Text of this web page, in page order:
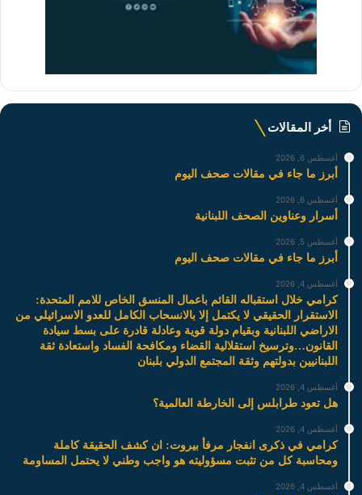
أخر المقالات
أغسطس 6, 2026
أبرز ما جاء في مقالات صحف اليوم
أغسطس 6, 2026
أسرار وعناوين الصحف اللبنانية
أغسطس 5, 2026
أبرز ما جاء في مقالات صحف اليوم
أغسطس 4, 2026
كرامي خلال استقباله القائم باعمال المنسق الخاص للامم المتحدة:
الاستقرار الحقيقي لا يكتمل إلا بالانسحاب الكامل للعدو الاسرائيلي من
الاراضي اللبنانية وبقيام دولة قوية وعادلة قادرة على بسط سيادة
القانون…وترسيخ استقلالية القضاء ومكافحة الفساد واستعادة ثقة
اللبنانيين بدولتهم وثقة المجتمع الدولي بلبنان
أغسطس 4, 2026
هل تعود طرابلس إلى الخارطة العالمية؟
أغسطس 4, 2026
كرامي في ذكرى انفجار مرفأ بيروت: ان كشف الحقيقة كاملة
ومحاسبة كل من تثبت مسؤوليته هو واجب وطني لا يحتمل المساومة
أغسطس 4, 2026